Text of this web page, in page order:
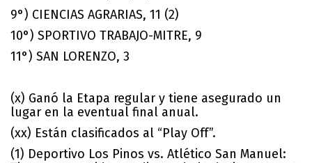
9°) CIENCIAS AGRARIAS, 11 (2)
10°) SPORTIVO TRABAJO-MITRE, 9
11°) SAN LORENZO, 3
(x) Ganó la Etapa regular y tiene asegurado un
lugar en la eventual final anual.
(xx) Están clasificados al “Play Off”.
(1) Deportivo Los Pinos vs. Atlético San Manuel: